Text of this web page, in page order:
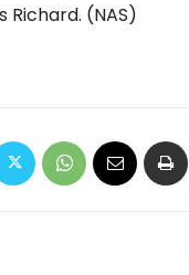
Richard. (NAS)